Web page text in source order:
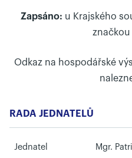
Zapsáno: u Krajského
značkou
Odkaz na hospodářské
RADA JEDNATELŮ
Jednatel Mgr.